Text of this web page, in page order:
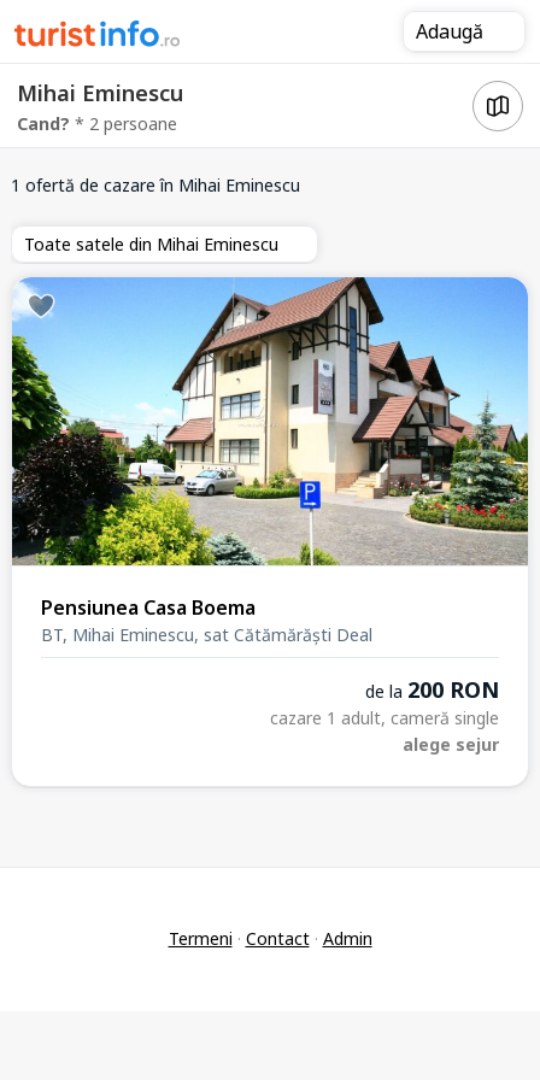
Adaugă
Mihai Eminescu
Cand? * 2 persoane
1 ofertă de cazareîn Mihai Eminescu
Toate satele din Mihai Eminescu
Pensiunea Casa Boema
BT, Mihai Eminescu, sat Cătămărăști Deal
de la 200 RON
cazare 1 adult, cameră single
alege sejur
Termeni · Contact· Admin